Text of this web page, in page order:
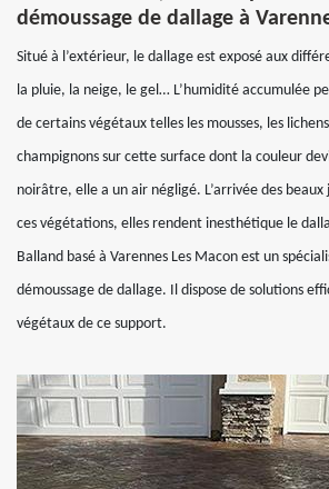
démoussage de dallage à
Situé à l’extérieur, le dallage est exposé aux
la pluie, la neige, le gel… L’humidité accumulée
de certains végétaux telles les mousses, les
champignons sur cette surface dont la couleur
noirâtre, elle a un air négligé. L’arrivée des
ces végétations, elles rendent inesthétique le
Balland basé à Varennes Les Macon est un
démoussage de dallage. Il dispose de solutions
végétaux de ce support.